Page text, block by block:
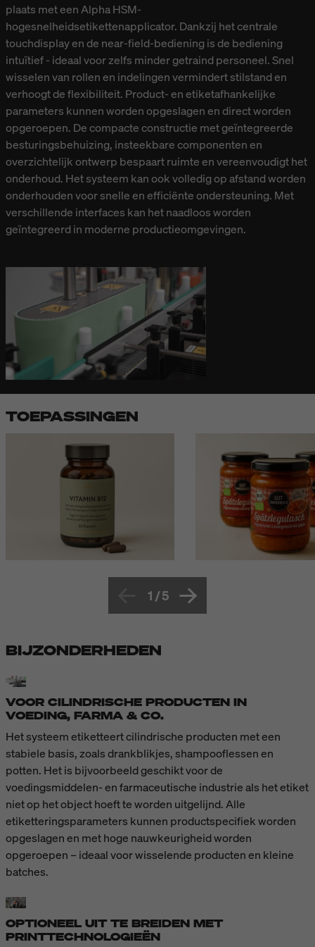
plaats met een Alpha HSM-
hogesnelheidsetikettenapplicator. Dankzij het centrale
touchdisplay en de near-field-bediening is de bediening
intuïtief - ideaal voor zelfs minder getraind personeel. Snel
wisselen van rollen en indelingen vermindert stilstand en
verhoogt de flexibiliteit. Product- en etiketafhankelijke
parameters kunnen worden opgeslagen en direct worden
opgeroepen. De compacte constructie met geïntegreerde
besturingsbehuizing, insteekbare componenten en
overzichtelijk ontwerp bespaart ruimte en vereenvoudigt het
onderhoud. Het systeem kan ook volledig op afstand worden
onderhouden voor snelle en efficiënte ondersteuning. Met
verschillende interfaces kan het naadloos worden
geïntegreerd in moderne productieomgevingen.
TOEPASSINGEN
1 /5
BIJZONDERHEDEN
VOOR CILINDRISCHE PRODUCTEN IN
VOEDING, FARMA & CO.
Het systeem etiketteert cilindrische producten met een
stabiele basis, zoals drankblikjes, shampooflessen en
potten. Het is bijvoorbeeld geschikt voor de
voedingsmiddelen- en farmaceutische industrie als het etiket
niet op het object hoeft te worden uitgelijnd. Alle
etiketteringsparameters kunnen productspecifiek worden
opgeslagen en met hoge nauwkeurigheid worden
opgeroepen – ideaal voor wisselende producten en kleine
batches.
OPTIONEEL UIT TE BREIDEN MET
PRINTTECHNOLOGIEËN